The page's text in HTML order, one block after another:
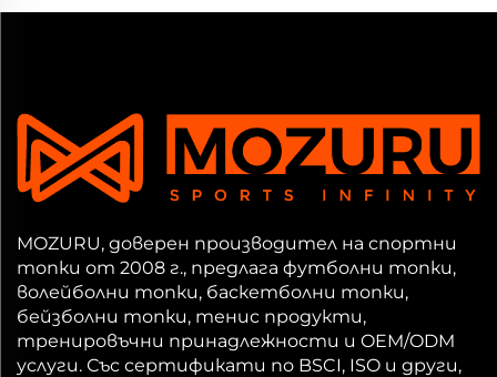
MOZURU, доверен производител на спортни
топки от 2008 г., предлага футболни топки,
волейболни топки, баскетболни топки,
бейзболни топки, тенис продукти,
тренировъчни принадлежности и OEM/ODM
услуги. Със сертификати по BSCI, ISO и други,